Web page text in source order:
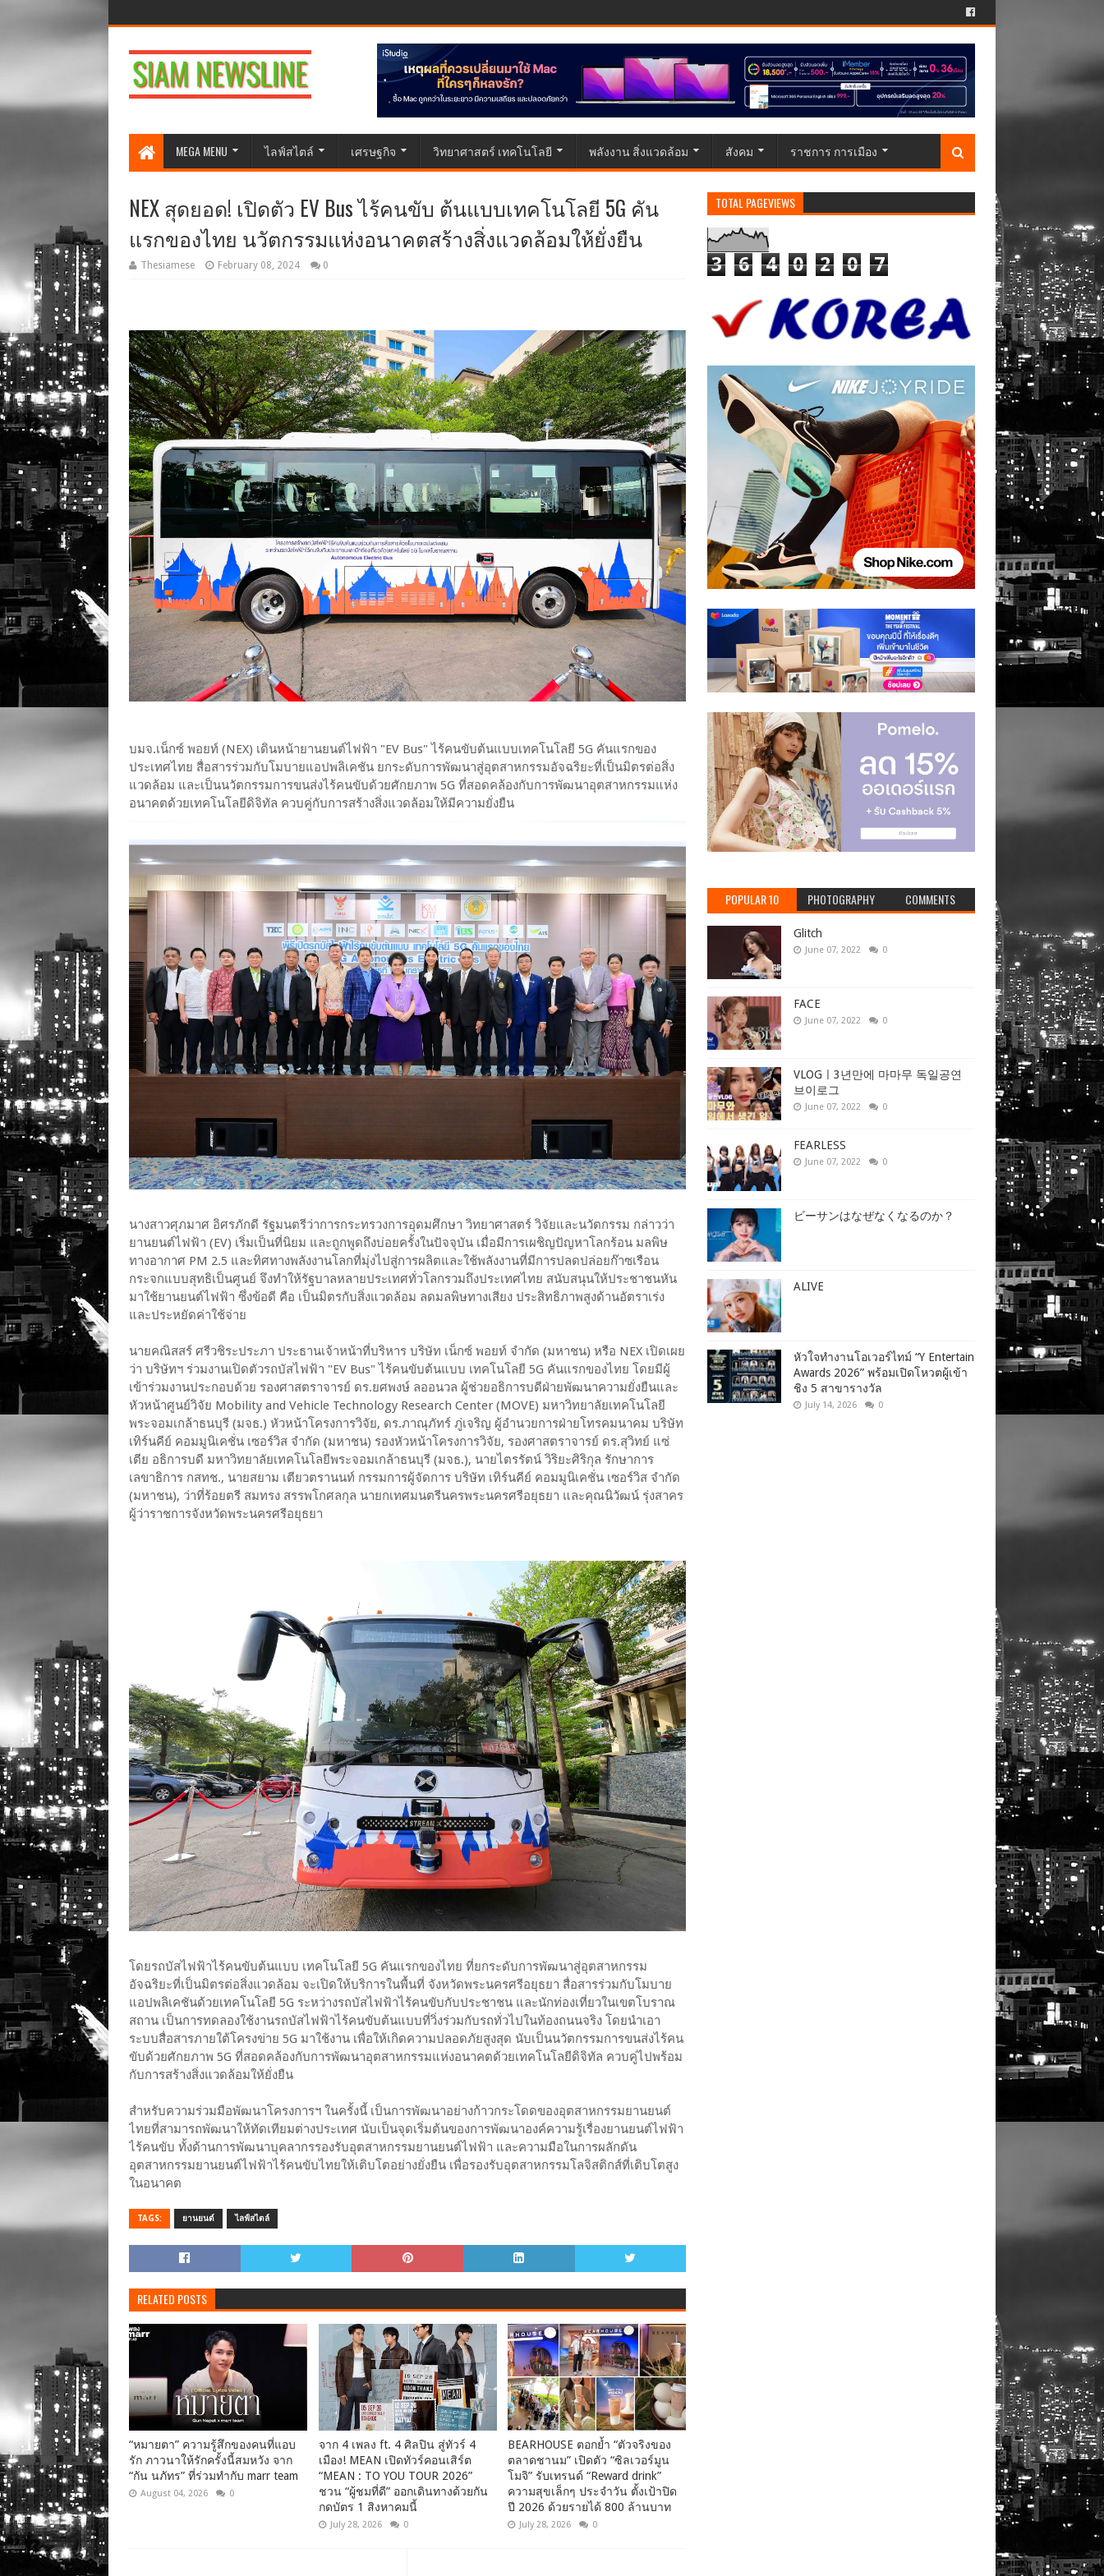
MEGA MENU ไลฟ์สไตล์ เศรษฐกิจ วิทยาศาสตร์ เทคโนโลยี พลังงาน สิ่งแวดล้อม สังคม ราชการ การเมือง
NEX สุดยอด! เปิดตัว EV Bus ไร้คนขับ ต้นแบบเทคโนโลยี 5G คัน
แรกของไทย นวัตกรรมแห่งอนาคตสร้างสิ่งแวดล้อมให้ยั่งยืน
Thesiamese February 08, 2024 0
บมจ.เน็กซ์ พอยท์ (NEX) เดินหน้ายานยนต์ไฟฟ้า "EV Bus" ไร้คนขับต้นแบบเทคโนโลยี 5G คันแรกของ
ประเทศไทย สื่อสารร่วมกับโมบายแอปพลิเคชัน ยกระดับการพัฒนาสู่อุตสาหกรรมอัจฉริยะที่เป็นมิตรต่อสิ่ง
แวดล้อม และเป็นนวัตกรรมการขนส่งไร้คนขับด้วยศักยภาพ 5G ที่สอดคล้องกับการพัฒนาอุตสาหกรรมแห่ง
อนาคตด้วยเทคโนโลยีดิจิทัล ควบคู่กับการสร้างสิ่งแวดล้อมให้มีความยั่งยืน
นางสาวศุภมาศ อิศรภักดี รัฐมนตรีว่าการกระทรวงการอุดมศึกษา วิทยาศาสตร์ วิจัยและนวัตกรรม กล่าวว่า
ยานยนต์ไฟฟ้า (EV) เริ่มเป็นที่นิยม และถูกพูดถึงบ่อยครั้งในปัจจุบัน เมื่อมีการเผชิญปัญหาโลกร้อน มลพิษ
ทางอากาศ PM 2.5 และทิศทางพลังงานโลกที่มุ่งไปสู่การผลิตและใช้พลังงานที่มีการปลดปล่อยก๊าซเรือน
กระจกแบบสุทธิเป็นศูนย์ จึงทำให้รัฐบาลหลายประเทศทั่วโลกรวมถึงประเทศไทย สนับสนุนให้ประชาชนหัน
มาใช้ยานยนต์ไฟฟ้า ซึ่งข้อดี คือ เป็นมิตรกับสิ่งแวดล้อม ลดมลพิษทางเสียง ประสิทธิภาพสูงด้านอัตราเร่ง
และประหยัดค่าใช้จ่าย
นายคณิสสร์ ศรีวชิระประภา ประธานเจ้าหน้าที่บริหาร บริษัท เน็กซ์ พอยท์ จำกัด (มหาชน) หรือ NEX เปิดเผย
ว่า บริษัทฯ ร่วมงานเปิดตัวรถบัสไฟฟ้า "EV Bus" ไร้คนขับต้นแบบ เทคโนโลยี 5G คันแรกของไทย โดยมีผู้
เข้าร่วมงานประกอบด้วย รองศาสตราจารย์ ดร.ยศพงษ์ ลออนวล ผู้ช่วยอธิการบดีฝ่ายพัฒนาความยั่งยืนและ
หัวหน้าศูนย์วิจัย Mobility and Vehicle Technology Research Center (MOVE) มหาวิทยาลัยเทคโนโลยี
พระจอมเกล้าธนบุรี (มจธ.) หัวหน้าโครงการวิจัย, ดร.ภาณุภัทร์ ภู่เจริญ ผู้อำนวยการฝ่ายโทรคมนาคม บริษัท
เทิร์นคีย์ คอมมูนิเคชั่น เซอร์วิส จำกัด (มหาชน) รองหัวหน้าโครงการวิจัย, รองศาสตราจารย์ ดร.สุวิทย์ แซ่
เตีย อธิการบดี มหาวิทยาลัยเทคโนโลยีพระจอมเกล้าธนบุรี (มจธ.), นายไตรรัตน์ วิริยะศิริกุล รักษาการ
เลขาธิการ กสทช., นายสยาม เตียวตรานนท์ กรรมการผู้จัดการ บริษัท เทิร์นคีย์ คอมมูนิเคชั่น เซอร์วิส จำกัด
(มหาชน), ว่าที่ร้อยตรี สมทรง สรรพโกศลกุล นายกเทศมนตรีนครพระนครศรีอยุธยา และคุณนิวัฒน์ รุ่งสาคร
ผู้ว่าราชการจังหวัดพระนครศรีอยุธยา
โดยรถบัสไฟฟ้าไร้คนขับต้นแบบ เทคโนโลยี 5G คันแรกของไทย ที่ยกระดับการพัฒนาสู่อุตสาหกรรม
อัจฉริยะที่เป็นมิตรต่อสิ่งแวดล้อม จะเปิดให้บริการในพื้นที่ จังหวัดพระนครศรีอยุธยา สื่อสารร่วมกับโมบาย
แอปพลิเคชันด้วยเทคโนโลยี 5G ระหว่างรถบัสไฟฟ้าไร้คนขับกับประชาชน และนักท่องเที่ยวในเขตโบราณ
สถาน เป็นการทดลองใช้งานรถบัสไฟฟ้าไร้คนขับต้นแบบที่วิ่งร่วมกับรถทั่วไปในท้องถนนจริง โดยนำเอา
ระบบสื่อสารภายใต้โครงข่าย 5G มาใช้งาน เพื่อให้เกิดความปลอดภัยสูงสุด นับเป็นนวัตกรรมการขนส่งไร้คน
ขับด้วยศักยภาพ 5G ที่สอดคล้องกับการพัฒนาอุตสาหกรรมแห่งอนาคตด้วยเทคโนโลยีดิจิทัล ควบคู่ไปพร้อม
กับการสร้างสิ่งแวดล้อมให้ยั่งยืน
สำหรับความร่วมมือพัฒนาโครงการฯ ในครั้งนี้ เป็นการพัฒนาอย่างก้าวกระโดดของอุตสาหกรรมยานยนต์
ไทยที่สามารถพัฒนาให้ทัดเทียมต่างประเทศ นับเป็นจุดเริ่มต้นของการพัฒนาองค์ความรู้เรื่องยานยนต์ไฟฟ้า
ไร้คนขับ ทั้งด้านการพัฒนาบุคลากรรองรับอุตสาหกรรมยานยนต์ไฟฟ้า และความมือในการผลักดัน
อุตสาหกรรมยานยนต์ไฟฟ้าไร้คนขับไทยให้เติบโตอย่างยั่งยืน เพื่อรองรับอุตสาหกรรมโลจิสติกส์ที่เติบโตสูง
ในอนาคต
TAGS: ยานยนต์ ไลฟ์สไตล์
RELATED POSTS
“หมายตา” ความรู้สึกของคนที่แอบ
รัก ภาวนาให้รักครั้งนี้สมหวัง จาก
“กัน นภัทร” ที่ร่วมทำกับ marr team
August 04, 2026 0
จาก 4 เพลง ft. 4 ศิลปิน สู่ทัวร์ 4
เมือง! MEAN เปิดทัวร์คอนเสิร์ต
“MEAN : TO YOU TOUR 2026”
ชวน “ผู้ชมที่ดี” ออกเดินทางด้วยกัน
กดบัตร 1 สิงหาคมนี้
July 28, 2026 0
BEARHOUSE ตอกย้ำ “ตัวจริงของ
ตลาดชานม” เปิดตัว “ซิลเวอร์มูน
โมจิ” รับเทรนด์ “Reward drink”
ความสุขเล็กๆ ประจำวัน ตั้งเป้าปิด
ปี 2026 ด้วยรายได้ 800 ล้านบาท
July 28, 2026 0
TOTAL PAGEVIEWS
3 6 4 0 2 0 7
POPULAR 10 PHOTOGRAPHY COMMENTS
Glitch
June 07, 2022 0
FACE
June 07, 2022 0
VLOGㅣ3년만에 마마무 독일공연
브이로그
June 07, 2022 0
FEARLESS
June 07, 2022 0
ビーサンはなぜなくなるのか？
ALIVE
หัวใจทำงานโอเวอร์ไทม์ “Y Entertain
Awards 2026” พร้อมเปิดโหวตผู้เข้า
ชิง 5 สาขารางวัล
July 14, 2026 0